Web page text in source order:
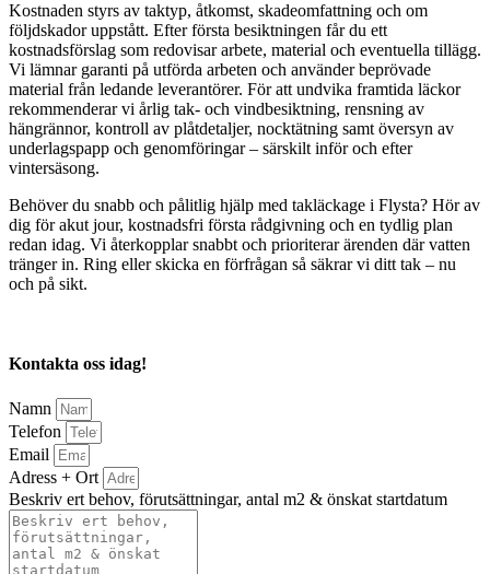
Kostnaden styrs av taktyp, åtkomst, skadeomfattning och om
följdskador uppstått. Efter första besiktningen får du ett
kostnadsförslag som redovisar arbete, material och eventuella tillägg.
Vi lämnar garanti på utförda arbeten och använder beprövade
material från ledande leverantörer. För att undvika framtida läckor
rekommenderar vi årlig tak- och vindbesiktning, rensning av
hängrännor, kontroll av plåtdetaljer, nocktätning samt översyn av
underlagspapp och genomföringar – särskilt inför och efter
vintersäsong.
Behöver du snabb och pålitlig hjälp med takläckage i Flysta? Hör av
dig för akut jour, kostnadsfri första rådgivning och en tydlig plan
redan idag. Vi återkopplar snabbt och prioriterar ärenden där vatten
tränger in. Ring eller skicka en förfrågan så säkrar vi ditt tak – nu
och på sikt.
Kontakta oss idag!
Namn
Telefon
Email
Adress + Ort
Beskriv ert behov, förutsättningar, antal m2 & önskat startdatum